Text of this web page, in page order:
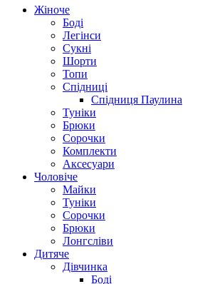
Жіноче
Боді
Легінси
Сукні
Шорти
Топи
Спідниці
Спідниця Паулина
Туніки
Брюки
Сорочки
Комплекти
Аксесуари
Чоловіче
Майки
Туніки
Сорочки
Брюки
Лонгсліви
Дитяче
Дівчинка
Боді